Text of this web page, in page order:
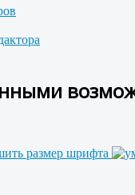
размер шрифта